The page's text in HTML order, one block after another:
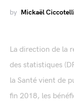
by Mickaël Ciccotelli
La direction de la
des statistiques
la Santé vient de
fin 2018, les